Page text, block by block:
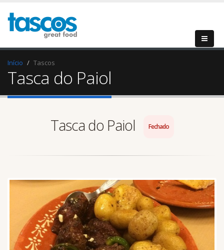
Início Tascos
Tasca do Paiol
Tasca do Paiol Fechado